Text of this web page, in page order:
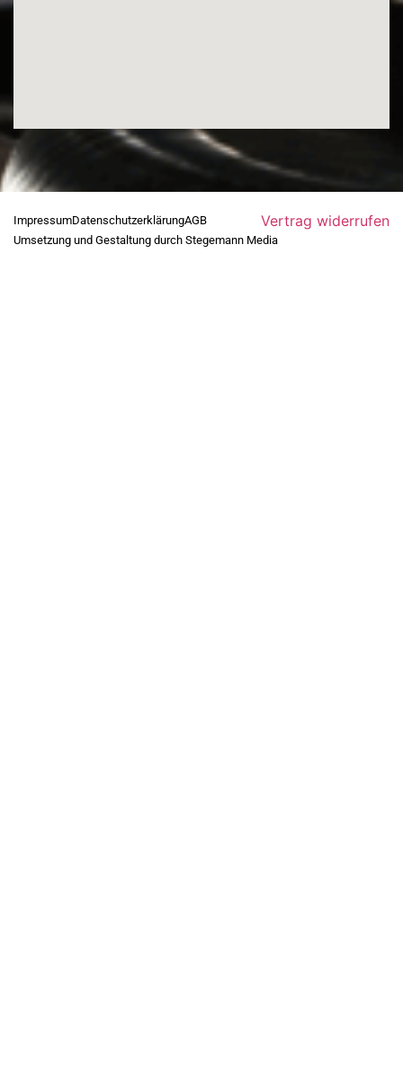
ImpressumDatenschutzerklärungAGB Vertrag widerrufen
Umsetzung und Gestaltung durch Stegemann Media